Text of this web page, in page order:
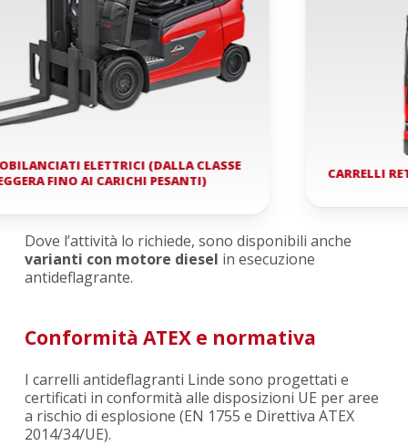
ELETTRICI (DALLA CLASSE
FINO AI CARICHI PESANTI)
CARRELLI
Dove l’attività lo richiede, sono disponibili anche
varianti con motore diesel in esecuzione
antideflagrante.
Conformità ATEX e normativa
I carrelli antideflagranti Linde sono progettati e
certificati in conformità alle disposizioni UE per aree
a rischio di esplosione (EN 1755 e Direttiva ATEX
2014/34/UE).